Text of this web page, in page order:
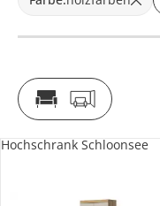
Hochschrank Schloonsee